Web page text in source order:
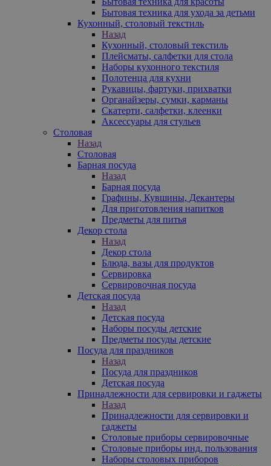
Бытовая техника для ухода за детьми
Кухонный, столовый текстиль
Назад
Кухонный, столовый текстиль
Плейсматы, салфетки для стола
Наборы кухонного текстиля
Полотенца для кухни
Рукавицы, фартуки, прихватки
Органайзеры, сумки, карманы
Скатерти, салфетки, клеенки
Аксессуары для стульев
Столовая
Назад
Столовая
Барная посуда
Назад
Барная посуда
Графины, Кувшины, Декантеры
Для приготовления напитков
Предметы для питья
Декор стола
Назад
Декор стола
Блюда, вазы для продуктов
Сервировка
Сервировочная посуда
Детская посуда
Назад
Детская посуда
Наборы посуды детские
Предметы посуды детские
Посуда для праздников
Назад
Посуда для праздников
Детская посуда
Принадлежности для сервировки и гаджеты
Назад
Принадлежности для сервировки и
гаджеты
Столовые приборы сервировочные
Столовые приборы инд. пользования
Наборы столовых приборов